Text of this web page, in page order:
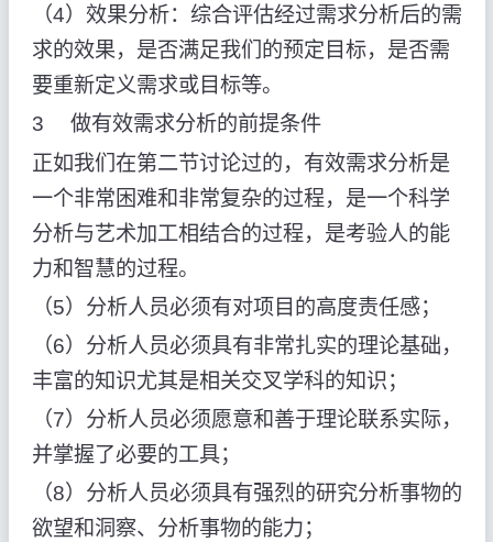
（4）效果分析：综合评估经过需求分析后的需
求的效果，是否满足我们的预定目标，是否需
要重新定义需求或目标等。
3 做有效需求分析的前提条件
正如我们在第二节讨论过的，有效需求分析是
一个非常困难和非常复杂的过程，是一个科学
分析与艺术加工相结合的过程，是考验人的能
力和智慧的过程。
（5）分析人员必须有对项目的高度责任感；
（6）分析人员必须具有非常扎实的理论基础，
丰富的知识尤其是相关交叉学科的知识；
（7）分析人员必须愿意和善于理论联系实际，
并掌握了必要的工具；
（8）分析人员必须具有强烈的研究分析事物的
欲望和洞察、分析事物的能力；